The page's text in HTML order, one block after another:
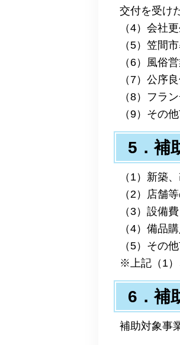
交付を受け
（4）会社
（5）笠間
（6）風俗
（7）公序
（8）フラ
（9）その
5．補
（1）新築
（2）店舗
（3）設備費
（4）備品
（5）その
※上記（1）
6．補
補助対象事